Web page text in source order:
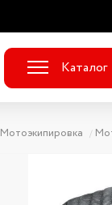
Каталог
Мотоэкипировка